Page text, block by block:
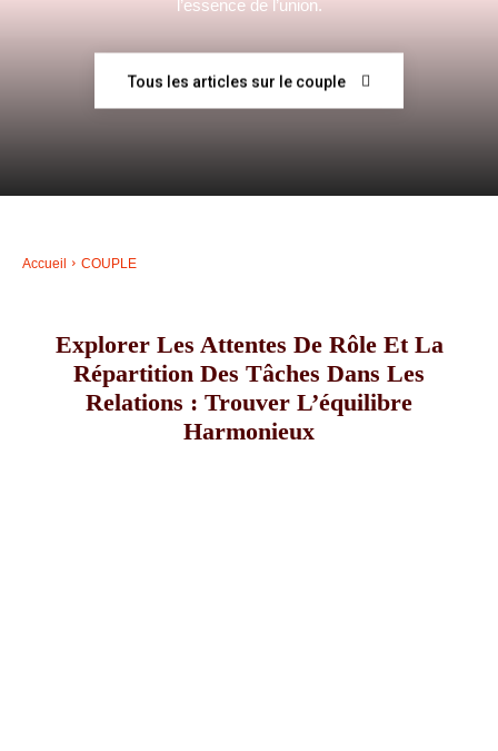
–
l’essence de l’union.
Tous les articles sur le couple
Accueil COUPLE
Explorer Les Attentes De Rôle Et La
Répartition Des Tâches Dans Les
Relations : Trouver L’équilibre
Harmonieux